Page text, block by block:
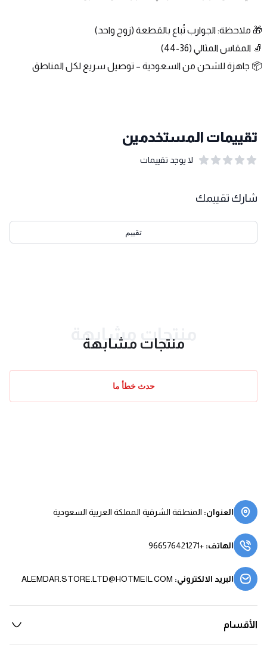
🎁 ملاحظة: الجوارب تُباع بالقطعة (زوج واحد)
🧦 المقاس المثالي (36-44)
📦 جاهزة للشحن من السعودية – توصيل سريع لكل المناطق
تقييمات المستخدمين
لا يوجد تقييمات
شارك تقييمك
تقييم
منتجات مشابهة
منتجات مشابهة
حدث خطأ ما
العنوان: المنطقة الشرقية المملكة العربية السعودية
الهاتف:
+966576421271
البريد الالكتروني:
ALEMDAR.STORE.LTD@HOTMEIL.COM
الأقسام